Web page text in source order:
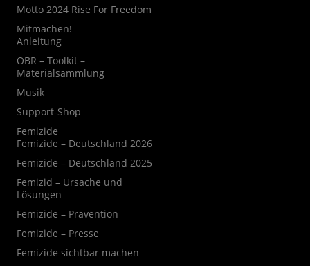
Motto 2024 Rise For Freedom
Mitmachen!
Anleitung
OBR – Toolkit –
Materialsammlung
Musik
Support-Shop
Femizide
Femizide – Deutschland 2026
Femizide – Deutschland 2025
Femizid – Ursache und
Lösungen
Femizide – Prävention
Femizide – Presse
Femizide sichtbar machen